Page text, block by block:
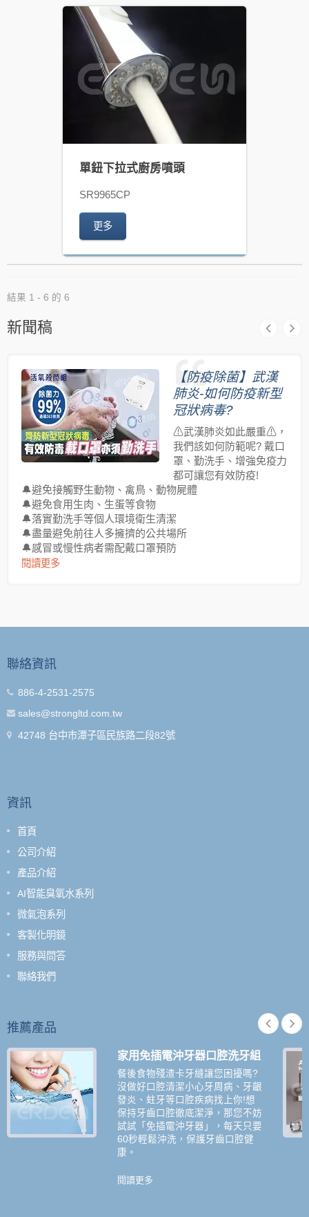
單鈕下拉式廚房噴頭
SR9965CP
更多
結果 1 - 6 的 6
新聞稿
【防疫除菌】武漢
肺炎-如何防疫新型
冠狀病毒?
⚠武漢肺炎如此嚴重⚠，
我們該如何防範呢? 戴口
罩、勤洗手、增強免疫力
都可讓您有效防疫!
🔔避免接觸野生動物、禽鳥、動物屍體
🔔避免食用生肉、生蛋等食物
🔔落實勤洗手等個人環境衛生清潔
🔔盡量避免前往人多擁擠的公共場所
🔔感冒或慢性病者需配戴口罩預防
閱讀更多
聯絡資訊
886-4-2531-2575
sales@strongltd.com.tw
42748 台中市潭子區民族路二段82號
資訊
首頁
公司介紹
產品介紹
AI智能臭氧水系列
微氣泡系列
客製化明鏡
服務與問答
聯絡我們
推薦產品
家用免插電沖牙器口腔洗牙組
餐後食物殘渣卡牙縫讓您困擾嗎?
沒做好口腔清潔小心牙周病、牙齦
發炎、蛀牙等口腔疾病找上你!想
保持牙齒口腔徹底潔淨，那您不妨
試試「免插電沖牙器」，每天只要
60秒輕鬆沖洗，保護牙齒口腔健
康。
閱讀更多